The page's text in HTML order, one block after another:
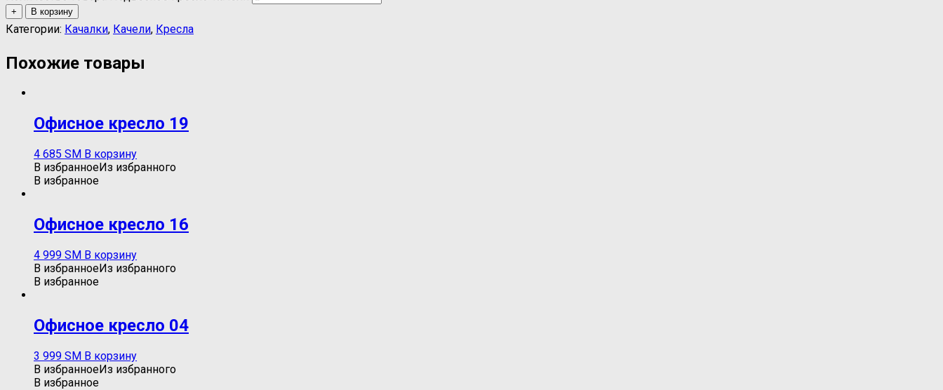
+ В корзину
Категории: Качалки, Качели, Кресла
Похожие товары
Oфисное кресло 19
4 685 ЅМ В корзину
В избранноеИз избранного
В избранное
Oфисное кресло 16
4 999 ЅМ В корзину
В избранноеИз избранного
В избранное
Oфисное кресло 04
3 999 ЅМ В корзину
В избранноеИз избранного
В избранное